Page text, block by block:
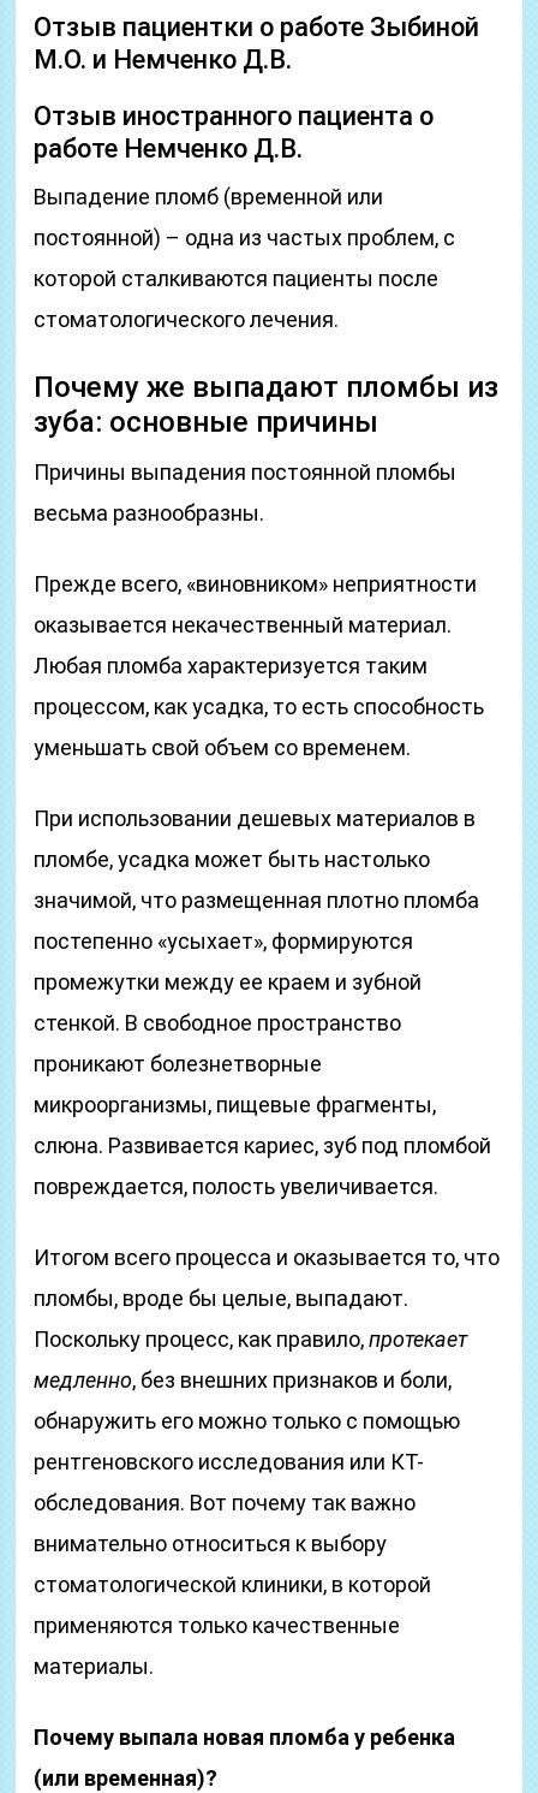
Отзыв пациентки о работе Зыбиной
М.О. и Немченко Д.В.
Отзыв иностранного пациента о
работе Немченко Д.В.
Выпадение пломб (временной или
постоянной) – одна из частых проблем, с
которой сталкиваются пациенты после
стоматологического лечения.
Почему же выпадают пломбы из
зуба: основные причины
Причины выпадения постоянной пломбы
весьма разнообразны.
Прежде всего, «виновником» неприятности
оказывается некачественный материал.
Любая пломба характеризуется таким
процессом, как усадка, то есть способность
уменьшать свой объем со временем.
При использовании дешевых материалов в
пломбе, усадка может быть настолько
значимой, что размещенная плотно пломба
постепенно «усыхает», формируются
промежутки между ее краем и зубной
стенкой. В свободное пространство
проникают болезнетворные
микроорганизмы, пищевые фрагменты,
слюна. Развивается кариес, зуб под пломбой
повреждается, полость увеличивается.
Итогом всего процесса и оказывается то, что
пломбы, вроде бы целые, выпадают.
Поскольку процесс, как правило,протекает
медленно, без внешних признаков и боли,
обнаружить его можно только с помощью
рентгеновского исследования или КТ-
обследования. Вот почему так важно
внимательно относиться к выбору
стоматологической клиники, в которой
применяются только качественные
материалы.
Почему выпала новая пломба у ребенка
(или временная)?